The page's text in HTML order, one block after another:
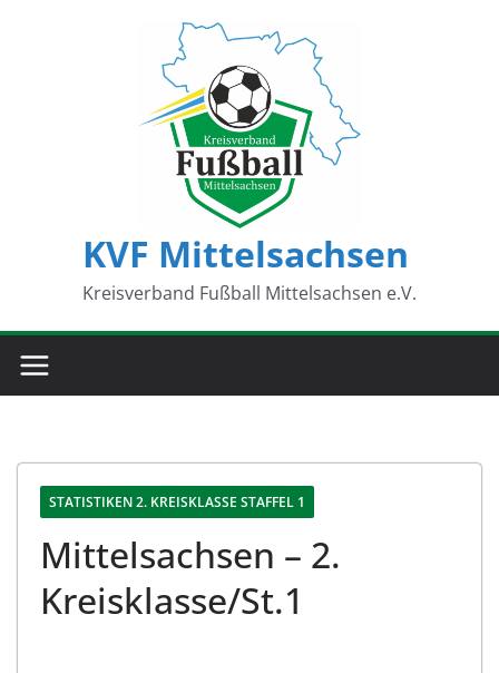
KVF Mittelsachsen
Kreisverband Fußball Mittelsachsen e.V.
STATISTIKEN 2. KREISKLASSE STAFFEL 1
Mittelsachsen – 2.
Kreisklasse/St.1